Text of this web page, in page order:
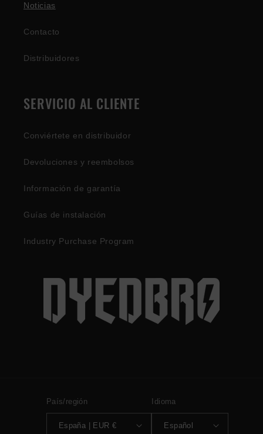
Noticias
Contacto
Distribuidores
SERVICIO AL CLIENTE
Conviértete en distribuidor
Devoluciones y reembolsos
Información de garantía
Guías de instalación
Industry Purchase Program
País/región
España | EUR €
Idioma
Español